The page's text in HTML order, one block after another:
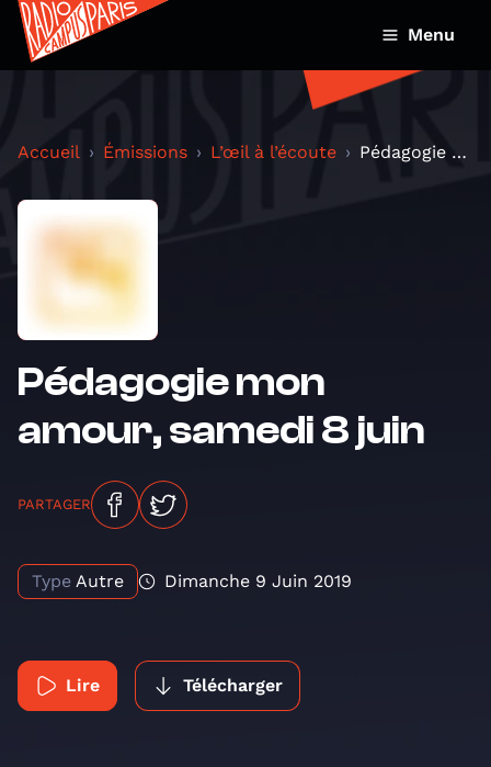
Menu
Accueil Émissions L’œil à l’écoute Pédagogie mon amour, samedi 8 juin
Pédagogie mon
amour, samedi 8 juin
PARTAGER
Type Autre Dimanche 9 Juin 2019
Lire Télécharger